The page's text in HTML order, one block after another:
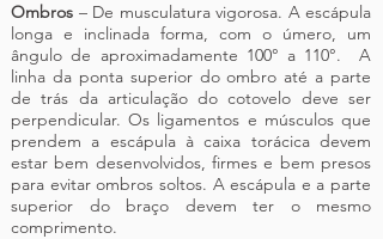
Ombros – De musculatura vigorosa. A escápula
longa e inclinada forma, com o úmero, um
ângulo de aproximadamente 100° a 110°. A
linha da ponta superior do ombro até a parte
de trás da articulação do cotovelo deve ser
perpendicular. Os ligamentos e músculos que
prendem a escápula à caixa torácica devem
estar bem desenvolvidos, firmes e bem presos
para evitar ombros soltos. A escápula e a parte
superior do braço devem ter o mesmo
comprimento.